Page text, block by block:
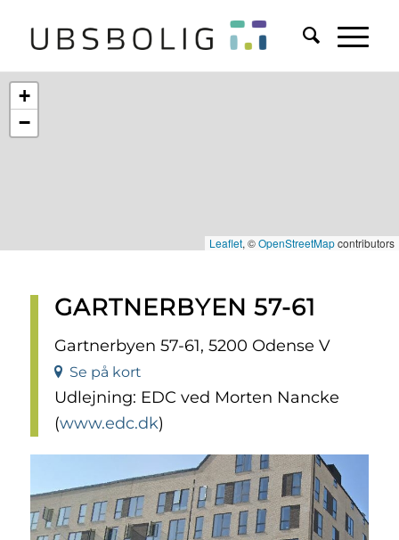
+
−
Leaflet, ©OpenStreetMapcontributors
GARTNERBYEN 57-61
Gartnerbyen 57-61, 5200 Odense V
Se på kort
Udlejning: EDC ved Morten Nancke
(www.edc.dk)